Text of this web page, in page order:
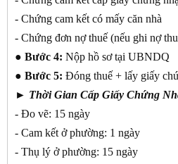
- Chứng cam kết có mấy căn nhà
- Chứng đơn nợ thuế (nếu ghi nợ
● Bước 4: Nộp hồ sơ tại UBNDQ
● Bước 5: Đóng thuế + lấy giấy
► Thời Gian Cấp Giấy Chứng
- Đo vẽ: 15 ngày
- Cam kết ở phường: 1 ngày
- Thụ lý ở phường: 15 ngày